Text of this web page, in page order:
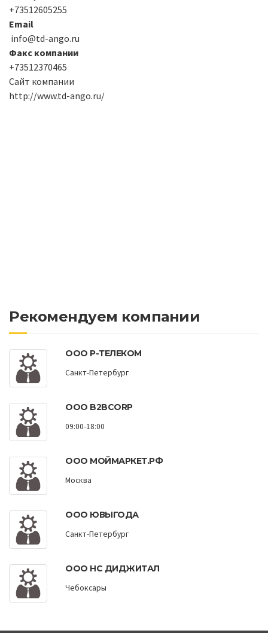
+73512605255
Email
info@td-ango.ru
Факс компании
+73512370465
Сайт компании
http://www.td-ango.ru/
Рекомендуем компании
ООО Р-ТЕЛЕКОМ
Санкт-Петербург
ООО B2BCORP
09:00-18:00
ООО МОЙМАРКЕТ.РФ
Москва
ООО ЮВЫГОДА
Санкт-Петербург
ООО НС ДИДЖИТАЛ
Чебоксары